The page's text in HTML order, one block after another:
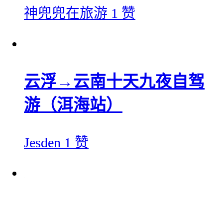
神兜兜在旅游 1 赞
云浮→云南十天九夜自驾
游（洱海站）
Jesden 1 赞